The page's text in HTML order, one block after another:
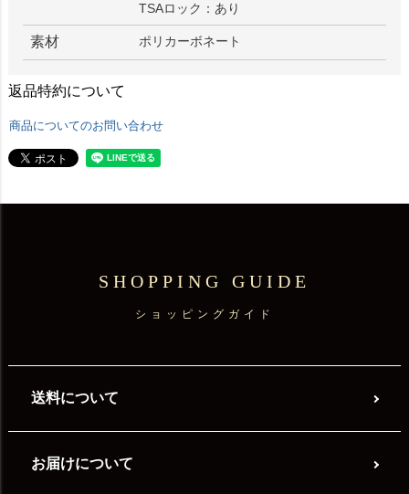
TSAロック：あり
素材 ポリカーボネート
返品特約について
商品についてのお問い合わせ
SHOPPING GUIDE
ショッピングガイド
送料について
お届けについて